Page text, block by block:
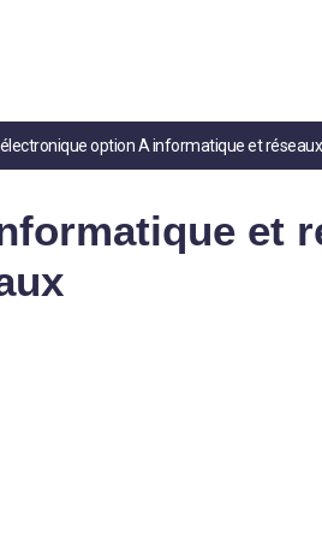
option A informatique et réseaux
et